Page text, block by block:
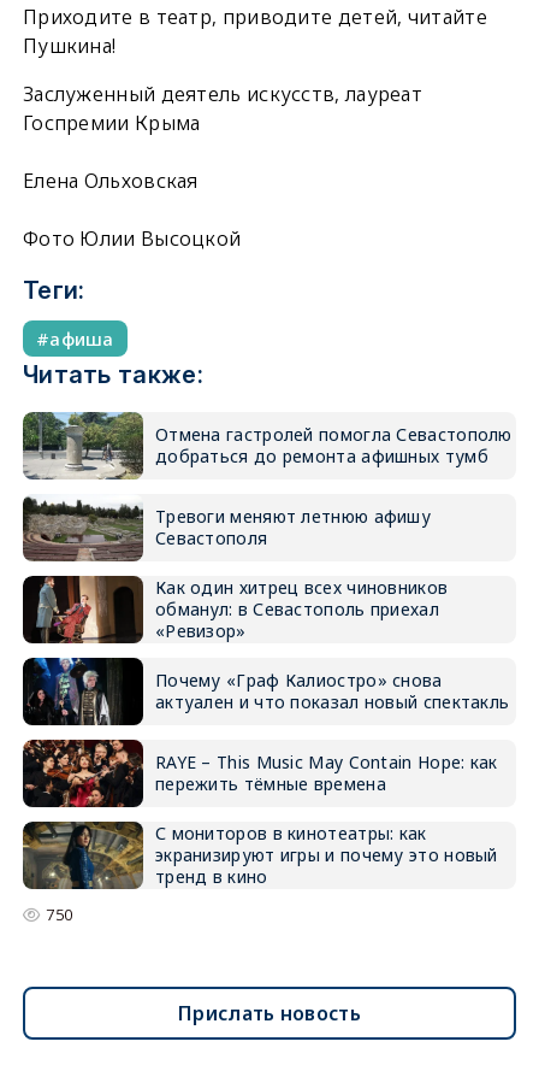
Приходите в театр, приводите детей, читайте
Пушкина!
Заслуженный деятель искусств, лауреат
Госпремии Крыма
Елена Ольховская
Фото Юлии Высоцкой
Теги:
афиша
Читать также:
Отмена гастролей помогла Севастополю
добраться до ремонта афишных тумб
Тревоги меняют летнюю афишу
Севастополя
Как один хитрец всех чиновников
обманул: в Севастополь приехал
«Ревизор»
Почему «Граф Калиостро» снова
актуален и что показал новый спектакль
RAYE – This Music May Contain Hope: как
пережить тёмные времена
С мониторов в кинотеатры: как
экранизируют игры и почему это новый
тренд в кино
750
Прислать новость